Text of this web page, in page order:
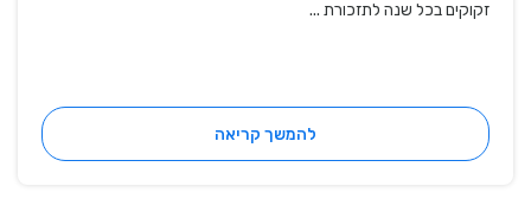
זקוקים בכל שנה לתזכורת ...
להמשך קריאה